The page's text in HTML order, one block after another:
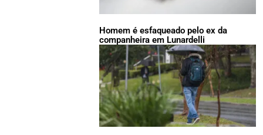
Homem é esfaqueado pelo ex da
companheira em Lunardelli